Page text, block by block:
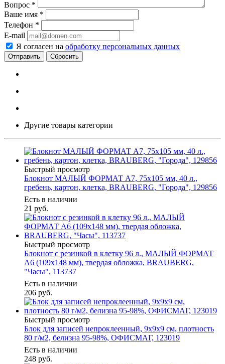
Вопрос *
Ваше имя *
Телефон *
E-mail
Я согласен на обработку персональных данных
Сбросить
Другие товары категории
Быстрый просмотр
Блокнот МАЛЫЙ ФОРМАТ А7, 75х105 мм, 40 л.,
гребень, картон, клетка, BRAUBERG, "Города", 129856
Есть в наличии
21 руб.
Быстрый просмотр
Блокнот с резинкой в клетку 96 л., МАЛЫЙ ФОРМАТ
А6 (109х148 мм), твердая обложка, BRAUBERG,
"Часы", 113737
Есть в наличии
206 руб.
Быстрый просмотр
Блок для записей непроклеенный, 9х9х9 см, плотность
80 г/м2, белизна 95-98%, ОФИСМАГ, 123019
Есть в наличии
248 руб.